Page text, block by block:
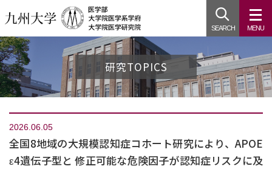
SEARCH
研究TOPICS
2026.06.05
全国8地域の大規模認知症コホート研究により、APOE
ε4遺伝子型と 修正可能な危険因子が認知症リスクに及
MENU